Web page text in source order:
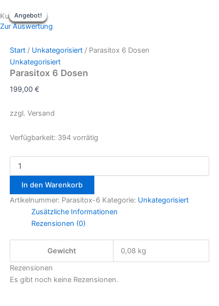
Inhalt
springen
Kurse
Zur Auswertung
Start / Unkategorisiert / Parasitox 6 Dosen
Unkategorisiert
Parasitox 6 Dosen
199,00 €
zzgl. Versand
Verfügbarkeit: 394 vorrätig
6
Dosen
In den Warenkorb
Artikelnummer: Parasitox-6 Kategorie: Unkategorisiert
Zusätzliche Informationen
Rezensionen (0)
Gewicht
0,08 kg
Rezensionen
Es gibt noch keine Rezensionen.
Angebot!
Angebot!
Angebot!
Angebot!
Angebot!
Angebot!